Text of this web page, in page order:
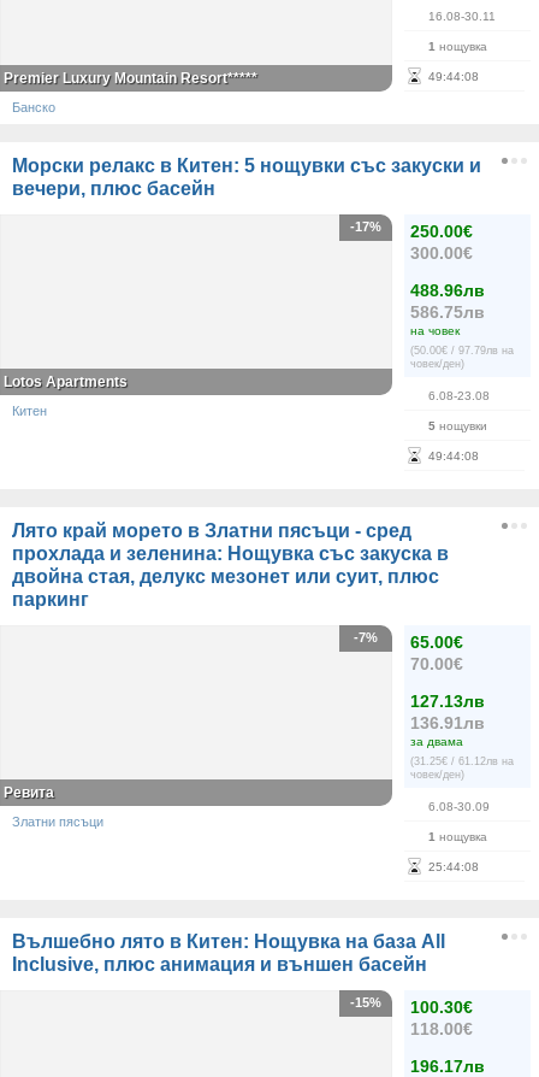
16.08-30.11
1 нощувка
49:44:07
Premier Luxury Mountain Resort*****
Банско
Морски релакс в Китен: 5 нощувки със закуски и
вечери, плюс басейн
250.00€
300.00€
488.96лв
586.75лв
на човек
(50.00€ / 97.79лв на
човек/ден)
6.08-23.08
5 нощувки
49:44:07
-17%
Lotos Apartments
Китен
Лято край морето в Златни пясъци - сред
прохлада и зеленина: Нощувка със закуска в
двойна стая, делукс мезонет или суит, плюс
паркинг
65.00€
70.00€
127.13лв
136.91лв
за двама
(31.25€ / 61.12лв на
човек/ден)
6.08-30.09
1 нощувка
25:44:07
-7%
Ревита
Златни пясъци
Вълшебно лято в Китен: Нощувка на база All
Inclusive, плюс анимация и външен басейн
100.30€
118.00€
196.17лв
-15%